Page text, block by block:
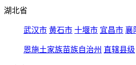
湖北省
武汉市 黄石市 十堰市 宜昌市 襄
恩施土家族苗族自治州 直辖县级